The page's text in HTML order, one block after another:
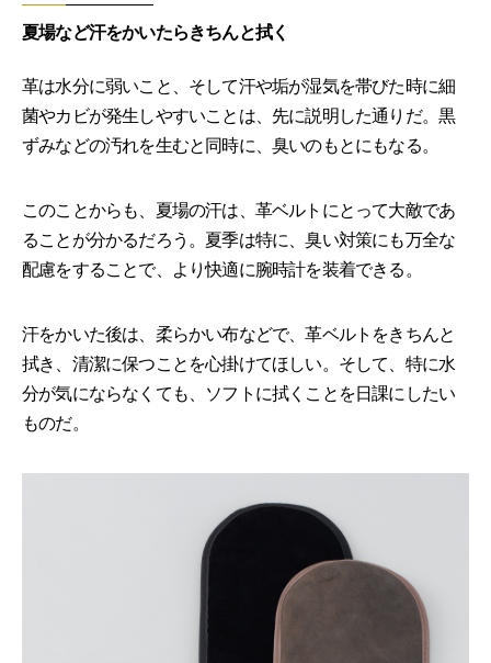
夏場など汗をかいたらきちんと拭く
革は水分に弱いこと、そして汗や垢が湿気を帯びた時に細
菌やカビが発生しやすいことは、先に説明した通りだ。黒
ずみなどの汚れを生むと同時に、臭いのもとにもなる。
このことからも、夏場の汗は、革ベルトにとって大敵であ
ることが分かるだろう。夏季は特に、臭い対策にも万全な
配慮をすることで、より快適に腕時計を装着できる。
汗をかいた後は、柔らかい布などで、革ベルトをきちんと
拭き、清潔に保つことを心掛けてほしい。そして、特に水
分が気にならなくても、ソフトに拭くことを日課にしたい
ものだ。